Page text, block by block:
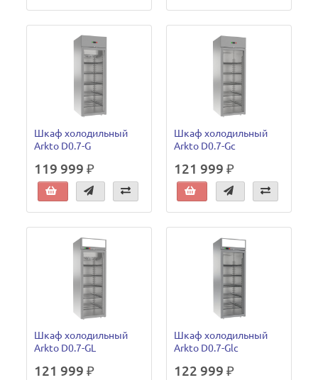
Шкаф холодильный
Arkto D0.7-G
119 999 ₽
Шкаф холодильный
Arkto D0.7-Gc
121 999 ₽
Шкаф холодильный
Arkto D0.7-GL
121 999 ₽
Шкаф холодильный
Arkto D0.7-Glc
122 999 ₽